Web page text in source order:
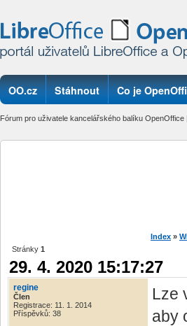
OO.cz Stáhnout Co je
Fórum pro uživatele kancelářského balíku OpenOffice
Index »
Stránky 1
29. 4. 2020 15:17:27
regine
Člen
Registrace: 11. 1. 2014
Příspěvků: 38
Lze
aby